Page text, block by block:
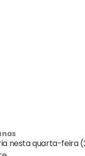
nesta quarta-feira